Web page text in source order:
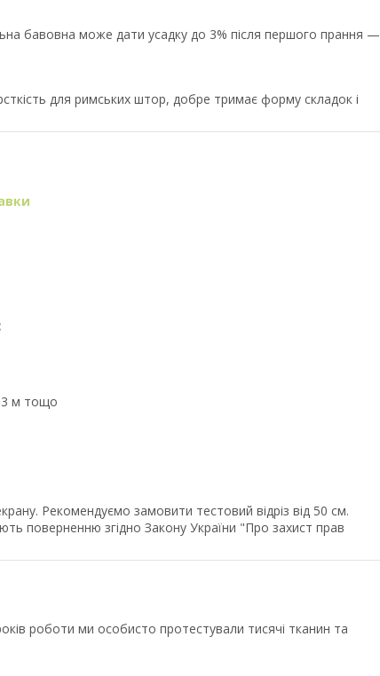
бавовна може дати усадку до 3% після першого прання —
для римських штор, добре тримає форму складок і
м тощо
Рекомендуємо замовити тестовий відріз від 50 см.
поверненню згідно Закону України "Про захист прав
роботи ми особисто протестували тисячі тканин та